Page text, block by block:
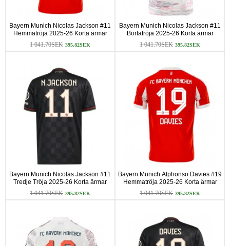
Bayern Munich Nicolas Jackson #11
Hemmatröja 2025-26 Korta ärmar
1 041.70SEK 395.82SEK
Bayern Munich Nicolas Jackson #11
Bortatröja 2025-26 Korta ärmar
1 041.70SEK 395.82SEK
Bayern Munich Nicolas Jackson #11
Tredje Tröja 2025-26 Korta ärmar
1 041.70SEK 395.82SEK
Bayern Munich Alphonso Davies #19
Hemmatröja 2025-26 Korta ärmar
1 041.70SEK 395.82SEK